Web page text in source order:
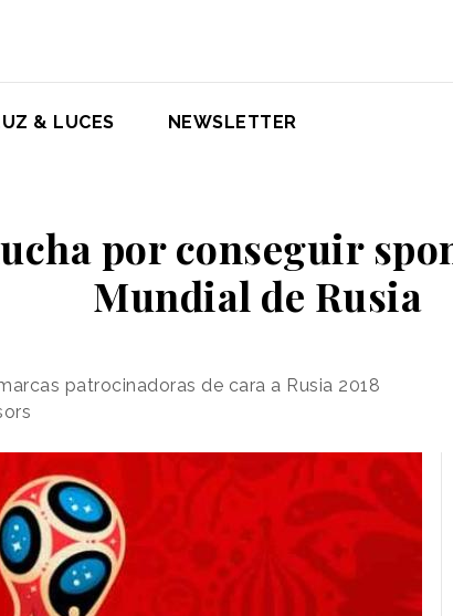
& LUCES NEWSLETTER
por conseguir
Mundial de Rusia
patrocinadoras de cara a Rusia 2018